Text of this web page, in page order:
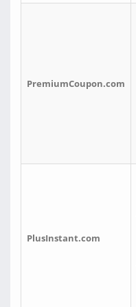
PremiumCoupon.com
PlusInstant.com